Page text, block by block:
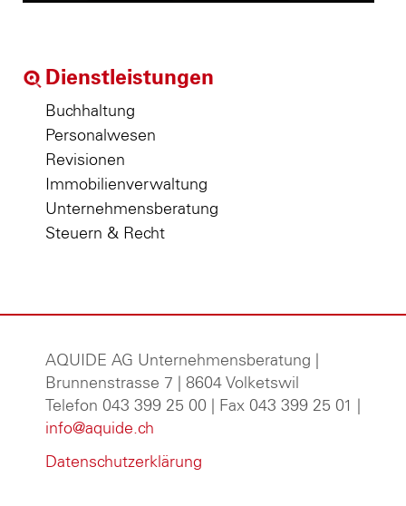
Dienstleistungen
Buchhaltung
Personalwesen
Revisionen
Immobilienverwaltung
Unternehmensberatung
Steuern & Recht
AQUIDE AG Unternehmensberatung
Brunnenstrasse 7 | 8604 Volketswil
Telefon 043 399 25 00 | Fax 043 399 25 01 |
info@aquide.ch
Datenschutzerklärung